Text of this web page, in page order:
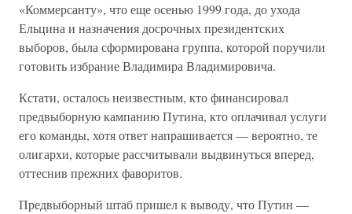
«Коммерсанту», что еще осенью 1999 года, до ухода
Ельцина и назначения досрочных президентских
выборов, была сформирована группа, которой поручили
готовить избрание Владимира Владимировича.
Кстати, осталось неизвестным, кто финансировал
предвыборную кампанию Путина, кто оплачивал услуги
его команды, хотя ответ напрашивается — вероятно, те
олигархи, которые рассчитывали выдвинуться вперед,
оттеснив прежних фаворитов.
Предвыборный штаб пришел к выводу, что Путин —